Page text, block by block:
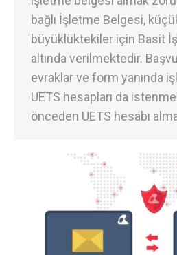
bağlı İşletme Belgesi,
büyüklüktekiler için Basit
altında verilmektedir.
evraklar ve form yanında
UETS hesapları da
önceden UETS hesabı